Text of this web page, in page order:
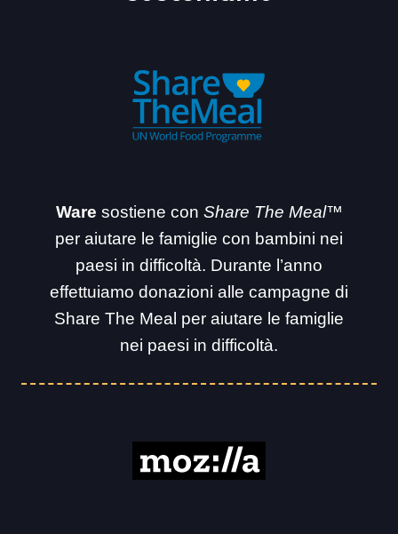
Ware sostiene con Share The Meal™
per aiutare le famiglie con bambini nei
paesi in difficoltà. Durante l’anno
effettuiamo donazioni alle campagne di
Share The Meal per aiutare le famiglie
nei paesi in difficoltà.